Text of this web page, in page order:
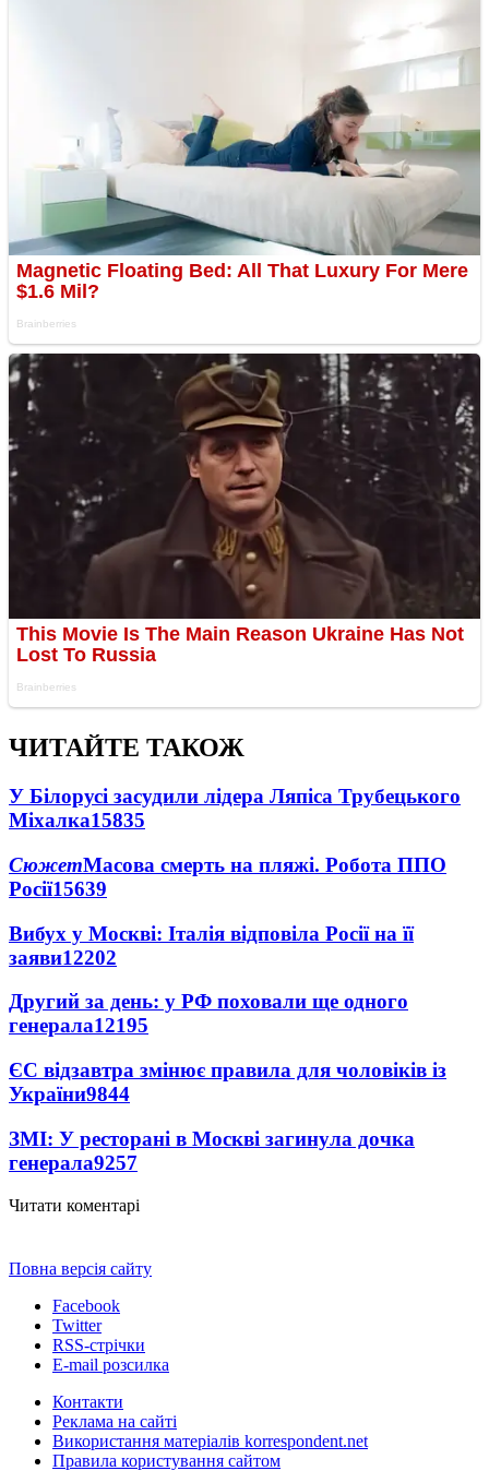
ЧИТАЙТЕ ТАКОЖ
У Білорусі засудили лідера Ляпіса Трубецького
Міхалка15835
СюжетМасова смерть на пляжі. Робота ППО
Росії15639
Вибух у Москві: Італія відповіла Росії на її
заяви12202
Другий за день: у РФ поховали ще одного
генерала12195
ЄС відзавтра змінює правила для чоловіків із
України9844
ЗМІ: У ресторані в Москві загинула дочка
генерала9257
Читати коментарі
Повна версія сайту
Facebook
Twitter
RSS-стрічки
E-mail розсилка
Контакти
Реклама на сайті
Використання матеріалів korrespondent.net
Правила користування сайтом